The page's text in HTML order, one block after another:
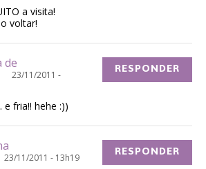
a visita!
voltar!
de
23/11/2011 -
e fria!! hehe :))
RESPONDER
23/11/2011 - 13h19 RESPONDER